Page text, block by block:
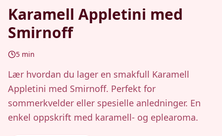
Karamell Appletini med
Smirnoff
5 min
Lær hvordan du lager en smakfull Karamell
Appletini med Smirnoff. Perfekt for
sommerkvelder eller spesielle anledninger. En
enkel oppskrift med karamell- og eplearoma.